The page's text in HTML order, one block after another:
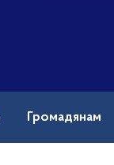
Громадянам